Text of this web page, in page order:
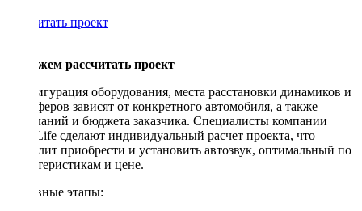
Рассчитать проект
Поможем рассчитать проект
Конфигурация оборудования, места расстановки динамиков и
сабвуферов зависят от конкретного автомобиля, а также
пожеланий и бюджета заказчика. Специалисты компании
DriveLife сделают индивидуальный расчет проекта, что
позволит приобрести и установить автозвук, оптимальный по
характеристикам и цене.
Основные этапы: